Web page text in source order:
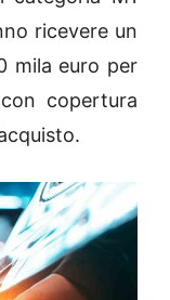
ricevere un
mila euro per
copertura